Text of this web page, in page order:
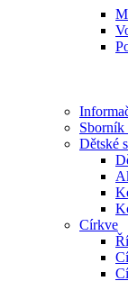
Sborník
Dětské
Církve